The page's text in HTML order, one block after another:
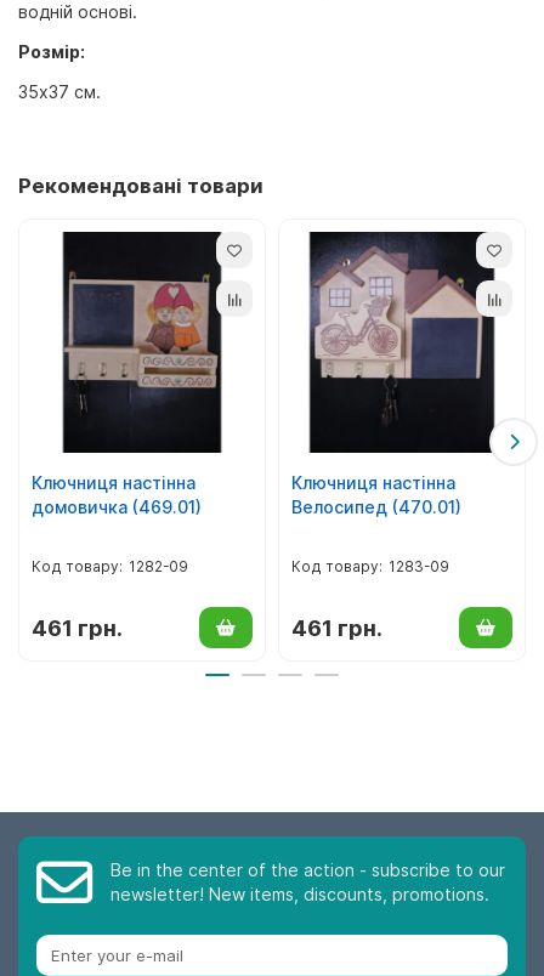
водній основі.
Розмір:
35х37 см.
Рекомендовані товари
Ключниця настінна
домовичка (469.01)
1282-09
461 грн.
Ключниця настінна
Велосипед (470.01)
1283-09
461 грн.
Be in the center of the action - subscribe to our
newsletter! New items, discounts, promotions.